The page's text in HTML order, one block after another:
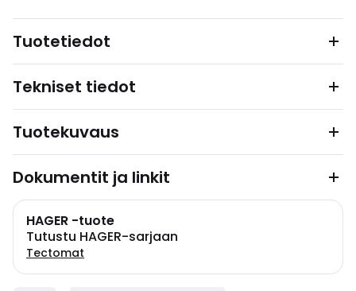
Tuotetiedot
Tekniset tiedot
Tuotekuvaus
Dokumentit ja linkit
HAGER -tuote
Tutustu HAGER-sarjaan
Tectomat